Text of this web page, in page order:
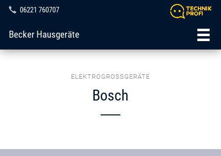
06221 760707
Becker Hausgeräte
ELEKTROGROSSGERÄTE
Bosch